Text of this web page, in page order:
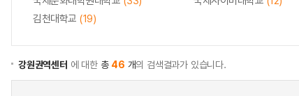
김천대학교 (19)
강원권역센터 에 대한총 46 개의 검색결과가 있습니다.